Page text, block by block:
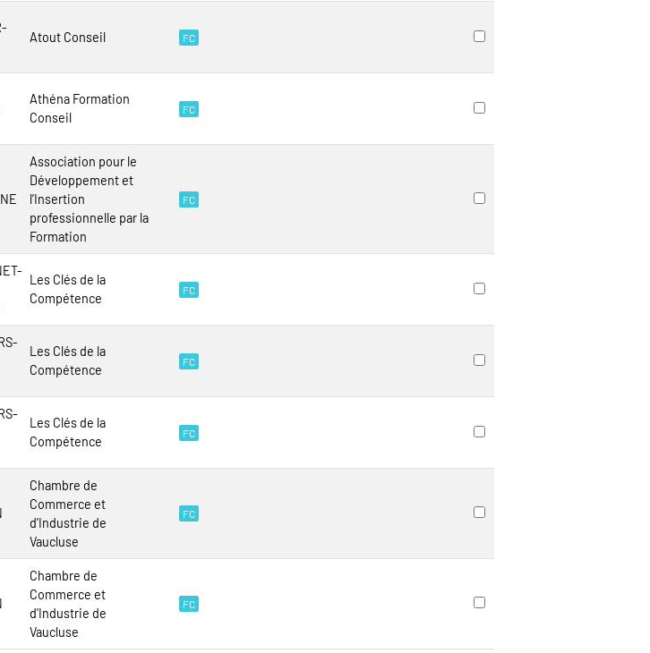
Atout Conseil FC
Athéna Formation
Conseil
FC
Association pour le
Développement et
l’Insertion
professionnelle par la
Formation
FC
Les Clés de la
Compétence
FC
Les Clés de la
Compétence
FC
Les Clés de la
Compétence
FC
Chambre de
Commerce et
d'Industrie de
Vaucluse
FC
Chambre de
Commerce et
d'Industrie de
Vaucluse
FC